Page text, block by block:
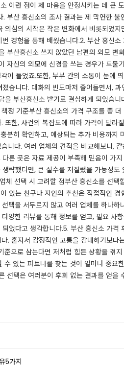
이런 점이 제 마음을 안정시키는 데 큰
부산 흥신소의 조사 결과는 제 막연한
심의 시작은 작은 변화에서 비롯되었
경험을 통해 배웠습니다.​​2. 부산 흥신
부산흥신소 쓰지 않았던 남편의 외모 변
자신의 외모에 신경을 쓰는 경우가 드
이 들었죠.​​또한, 부부 간의 소통이 눈에
습니다. 대화의 빈도마저 줄어들면서,
을부산흥신소 받기로 결심하게 되었습
정 기준​​​부산 흥신소의 가격 구조를 좀
한, 사건의 복잡도에 따라 가격이 달
분히 확인하고, 예상되는 추가 비용까지
니다. 여러 업체의 견적을 비교해보니,
른 곳은 자료 제공이 부족해 믿음이 가
략했다면, 큰 실수를 저질렀을 가능성
선택 시 고려할 점​​​부산 흥신소를 선
있는 친구나 지인의 추천은 직접적인
택을 서두르지 않고 여러 업체를 하나
양한 리뷰를 통해 정보를 얻고, 필요 사
었다고 생각합니다.​​​5. 부산 흥신소 가
. 혼자서 감정적인 고통을 감내하기보
으로 삼는다면 저처럼 힘든 상황을 겪
있는 파트너를 찾는 것이 얼마나 중
선택은 여러분이 후회 없는 결과를 얻
5가지